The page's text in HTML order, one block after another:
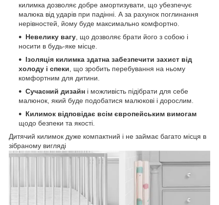
килимка дозволяє добре амортизувати, що убезпечує
малюка від ударів при падінні. А за рахунок поглинання
нерівностей, йому буде максимально комфортно.
Невелику вагу , що дозволяє брати його з собою і
носити в будь-яке місце.
Ізоляція килимка здатна забезпечити захист від
холоду і спеки , що зробить перебування на ньому
комфортним для дитини.
Сучасний дизайн і можливість підібрати для себе
малюнок, який буде подобатися малюкові і дорослим.
Килимок відповідає всім європейським вимогам
щодо безпеки та якості.
Дитячий килимок дуже компактний і не займає багато місця в
зібраному вигляді